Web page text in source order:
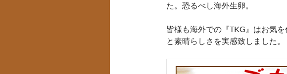
た。恐るべし海外生卵。
皆様も海外での『TKG』はお気
と素晴らしさを実感致しました。